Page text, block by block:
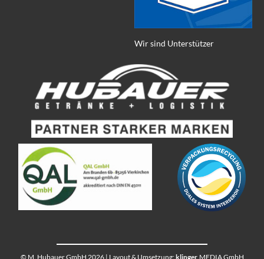
Wir sind Unterstützer
© M. Hubauer GmbH 2026 | Layout & Umsetzung: klinger.MEDIA GmbH